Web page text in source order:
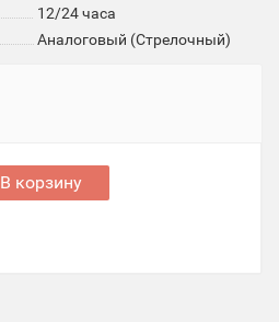
12/24 часа
Аналоговый (Стрелочный)
В корзину